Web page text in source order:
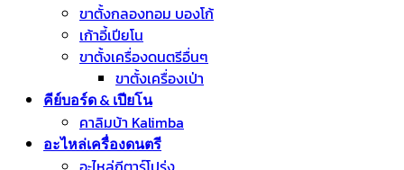
ขาตั้งกลองทอม บองโก้
เก้าอี้เปียโน
ขาตั้งเครื่องดนตรีอื่นๆ
ขาตั้งเครื่องเป่า
คีย์บอร์ด & เปียโน
คาลิมบ้า Kalimba
อะไหล่เครื่องดนตรี